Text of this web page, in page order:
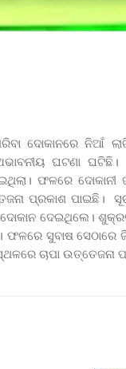
ଦୋକାନରେ ନିଆଁ
ଘଟଣା
ଫଳରେ
ପ୍ରକାଶ ପାଇଛି।
ଦେଇଥିଲେ।
ଫଳରେ ସୁବାଷ
ଚାପା